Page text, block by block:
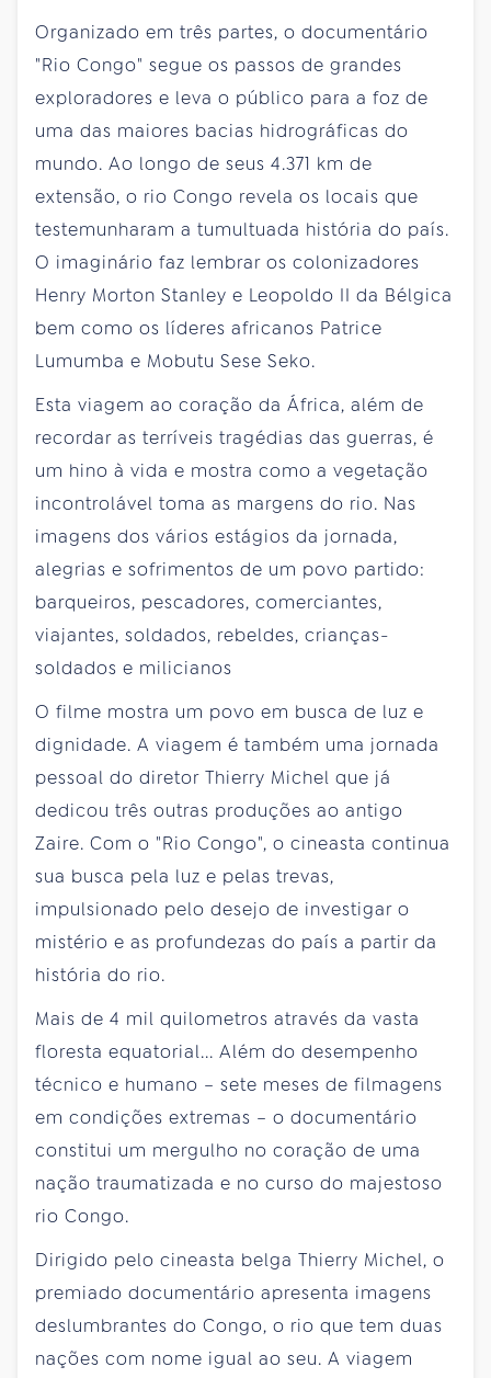
Organizado em três partes, o documentário
"Rio Congo" segue os passos de grandes
exploradores e leva o público para a foz de
uma das maiores bacias hidrográficas do
mundo. Ao longo de seus 4.371 km de
extensão, o rio Congo revela os locais que
testemunharam a tumultuada história do país.
O imaginário faz lembrar os colonizadores
Henry Morton Stanley e Leopoldo II da Bélgica
bem como os líderes africanos Patrice
Lumumba e Mobutu Sese Seko.
Esta viagem ao coração da África, além de
recordar as terríveis tragédias das guerras, é
um hino à vida e mostra como a vegetação
incontrolável toma as margens do rio. Nas
imagens dos vários estágios da jornada,
alegrias e sofrimentos de um povo partido:
barqueiros, pescadores, comerciantes,
viajantes, soldados, rebeldes, crianças-
soldados e milicianos
O filme mostra um povo em busca de luz e
dignidade. A viagem é também uma jornada
pessoal do diretor Thierry Michel que já
dedicou três outras produções ao antigo
Zaire. Com o "Rio Congo", o cineasta continua
sua busca pela luz e pelas trevas,
impulsionado pelo desejo de investigar o
mistério e as profundezas do país a partir da
história do rio.
Mais de 4 mil quilometros através da vasta
floresta equatorial... Além do desempenho
técnico e humano – sete meses de filmagens
em condições extremas – o documentário
constitui um mergulho no coração de uma
nação traumatizada e no curso do majestoso
rio Congo.
Dirigido pelo cineasta belga Thierry Michel, o
premiado documentário apresenta imagens
deslumbrantes do Congo, o rio que tem duas
nações com nome igual ao seu. A viagem